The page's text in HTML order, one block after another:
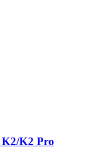
K2/K2 Pro